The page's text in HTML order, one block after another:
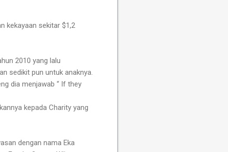
kekayaan sekitar $1,2
2010 yang lalu
sedikit pun untuk anaknya.
dia menjawab “ If they
kepada Charity yang
dengan nama Eka